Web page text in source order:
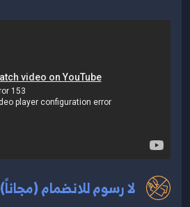
لا رسوم للانضمام (مجاناً)